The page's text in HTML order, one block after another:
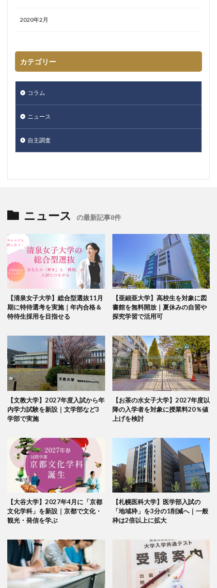
2020年2月
カテゴリー
コラム
ニュース
自主調査
ニュース の最新記事8件
【清泉女子大学】総合型選抜11月
期に特待選考を実施｜年内合格＆
特待生採用を目指せる
【亜細亜大学】高校生を対象に図
書館を無料開放｜夏休みの自習や
探究学習で活用可
【文教大学】2027年度入試から年
内学力試験を新設｜文学部など3
学部で実施
【お茶の水女子大学】2027年度以
降の入学者を対象に授業料20％値
上げを検討
【大谷大学】2027年4月に「京都
文化学科」を新設｜京都で文化・
観光・発信を学ぶ
【札幌医科大学】医学部入試の
「地域枠」を3分の1削減へ｜一般
枠は2倍以上に拡大